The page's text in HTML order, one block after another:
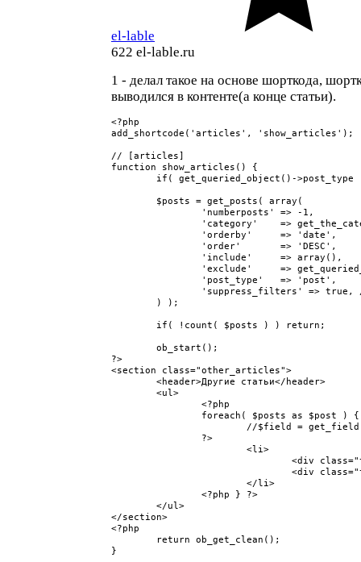
el-lable
622 el-lable.ru
1 - делал такое на основе шорткода,
выводился в контенте(а конце статьи).
<?php
add_shortcode('articles', 'show_articles');
// [articles]
function show_articles() {
?>
<section class="other_articles">
</section>
<?php
}